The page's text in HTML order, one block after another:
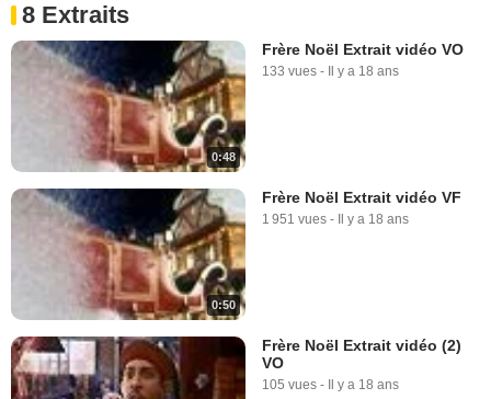
8 Extraits
0:48
Frère Noël Extrait vidéo VO
133 vues - Il y a 18 ans
0:50
Frère Noël Extrait vidéo VF
1 951 vues - Il y a 18 ans
Frère Noël Extrait vidéo (2)
VO
105 vues - Il y a 18 ans